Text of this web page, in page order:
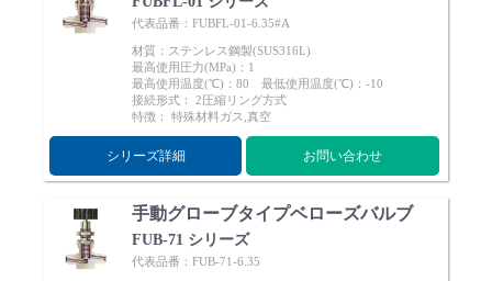
代表品番：FUBFL-01-6.35#A
材質：ステンレス鋼製(SUS316L)
最高使用圧力(MPa)：1
最高使用温度(℃)：80 最低使用温度(℃)：-10
接続形式： 2圧縮リング方式
特徴： 特殊材料ガス,真空
シリーズ詳細 お問い合わせ
手動グローブタイプベローズバルブ
FUB-71 シリーズ
代表品番：FUB-71-6.35